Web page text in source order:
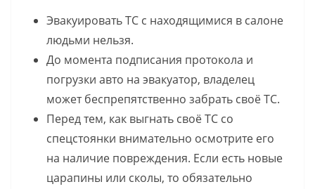
Эвакуировать ТС с находящимися в салоне
людьми нельзя.
До момента подписания протокола и
погрузки авто на эвакуатор, владелец
может беспрепятственно забрать своё ТС.
Перед тем, как выгнать своё ТС со
спецстоянки внимательно осмотрите его
на наличие повреждения. Если есть новые
царапины или сколы, то обязательно